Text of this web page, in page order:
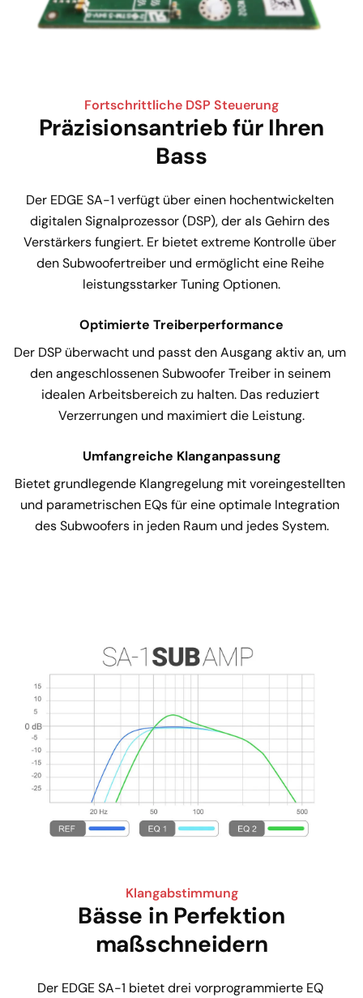
Fortschrittliche DSP Steuerung
Präzisionsantrieb für Ihren
Bass
Der EDGE SA-1 verfügt über einen hochentwickelten
digitalen Signalprozessor (DSP), der als Gehirn des
Verstärkers fungiert. Er bietet extreme Kontrolle über
den Subwoofertreiber und ermöglicht eine Reihe
leistungsstarker Tuning Optionen.
Optimierte Treiberperformance
Der DSP überwacht und passt den Ausgang aktiv an, um
den angeschlossenen Subwoofer Treiber in seinem
idealen Arbeitsbereich zu halten. Das reduziert
Verzerrungen und maximiert die Leistung.
Umfangreiche Klanganpassung
Bietet grundlegende Klangregelung mit voreingestellten
und parametrischen EQs für eine optimale Integration
des Subwoofers in jeden Raum und jedes System.
Klangabstimmung
Bässe in Perfektion
maßschneidern
Der EDGE SA-1 bietet drei vorprogrammierte EQ